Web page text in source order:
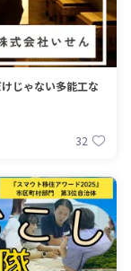
じゃない多能工な
32